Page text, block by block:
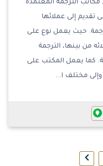
الترجمة المعتمدة
تقديم إلى عملائها
حيث يعمل نوع على
من بينها، الترجمة
كما يعمل المكتب على
مختلف ا...